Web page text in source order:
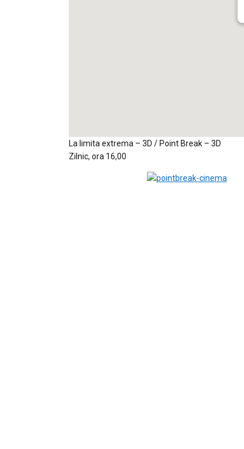
La limita extrema – 3D / Point Break – 3D
Zilnic, ora 16,00